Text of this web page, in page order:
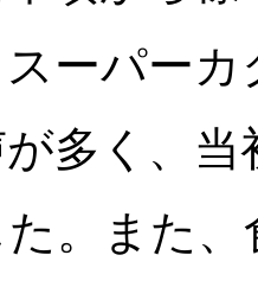
ーパー
多く、
。また